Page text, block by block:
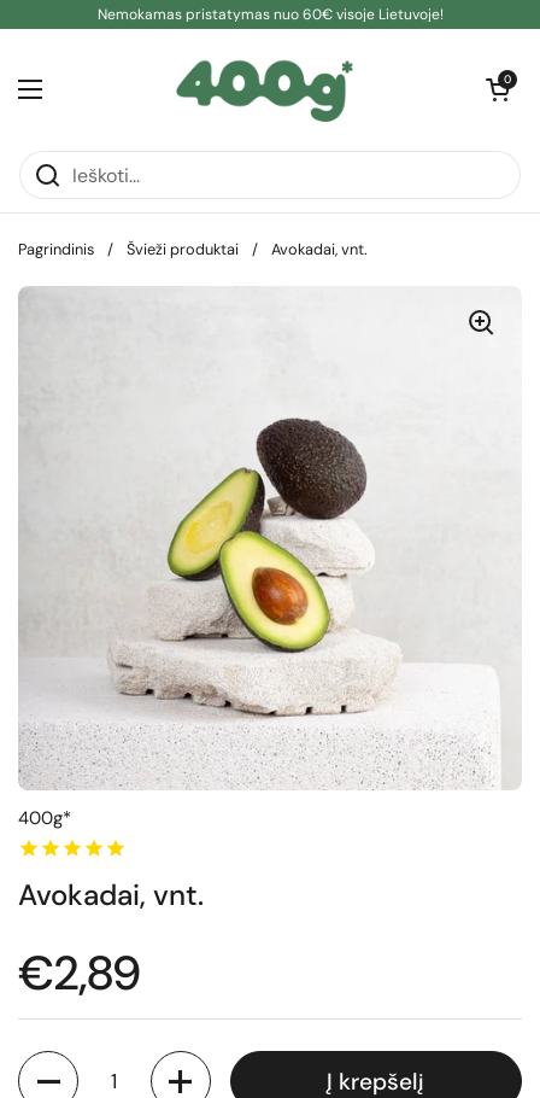
Pereiti prie turinioNemokamas pristatymas nuo 60€ visoje Lietuvoje!
Atidaryti meniu
Atidaryti
0
Pagrindinis / Švieži produktai / Avokadai, vnt.
400g*
Avokadai, vnt.
Normali kaina
€2,89
Kiekis
Į krepšelį